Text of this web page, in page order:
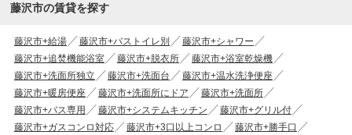
藤沢市の賃貸を探す
藤沢市+給湯 藤沢市+バストイレ別
藤沢市+シャワー
藤沢市+追焚機能浴室
藤沢市+脱衣所
藤沢市+浴室乾燥機
藤沢市+洗面所独立
藤沢市+洗面台
藤沢市+温水洗浄便座
藤沢市+暖房便座
藤沢市+洗面所にドア
藤沢市+洗面所
藤沢市+バス専用
藤沢市+システムキッチン
藤沢市+グリル付
藤沢市+ガスコンロ対応
藤沢市+3口以上コンロ
藤沢市+勝手口